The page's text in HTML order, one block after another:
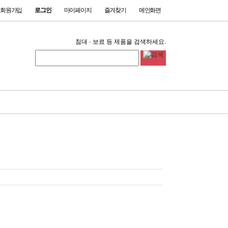
회원가입 로그인 마이페이지 즐겨찾기 메인화면
침대 · 보료 등 제품을 검색하세요.